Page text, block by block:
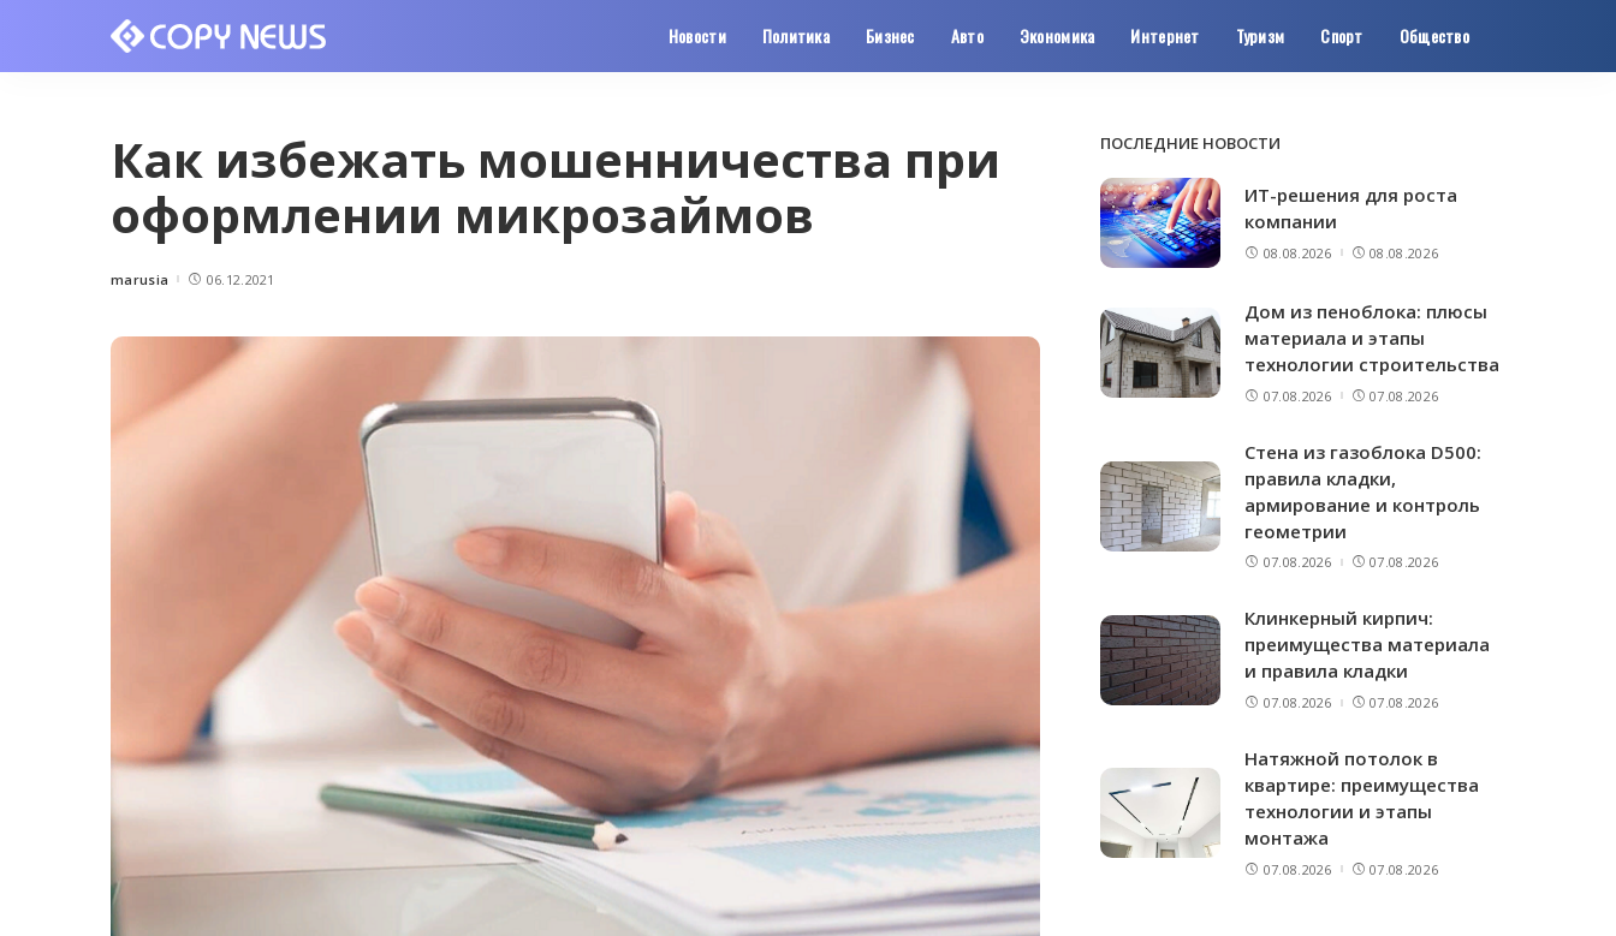
Новости Политика Бизнес Авто Экономика Интернет Туризм Спорт Общество
Как избежать мошенничества при
оформлении микрозаймов
Posted
marusia 06.12.2021
ПОСЛЕДНИЕ НОВОСТИ
ИТ-решения для роста
компании
08.08.2026 08.08.2026
Дом из пеноблока: плюсы
материала и этапы
технологии строительства
07.08.2026 07.08.2026
Стена из газоблока D500:
правила кладки,
армирование и контроль
геометрии
07.08.2026 07.08.2026
Клинкерный кирпич:
преимущества материала
и правила кладки
07.08.2026 07.08.2026
Натяжной потолок в
квартире: преимущества
технологии и этапы
монтажа
07.08.2026 07.08.2026